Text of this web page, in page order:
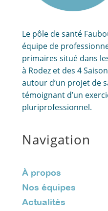
Le pôle de santé
équipe de
primaires situé dans
à Rodez et des 4
autour d’un projet de
témoignant d’un
pluriprofessionnel.
Navigation
À propos
Nos équipes
Actualités